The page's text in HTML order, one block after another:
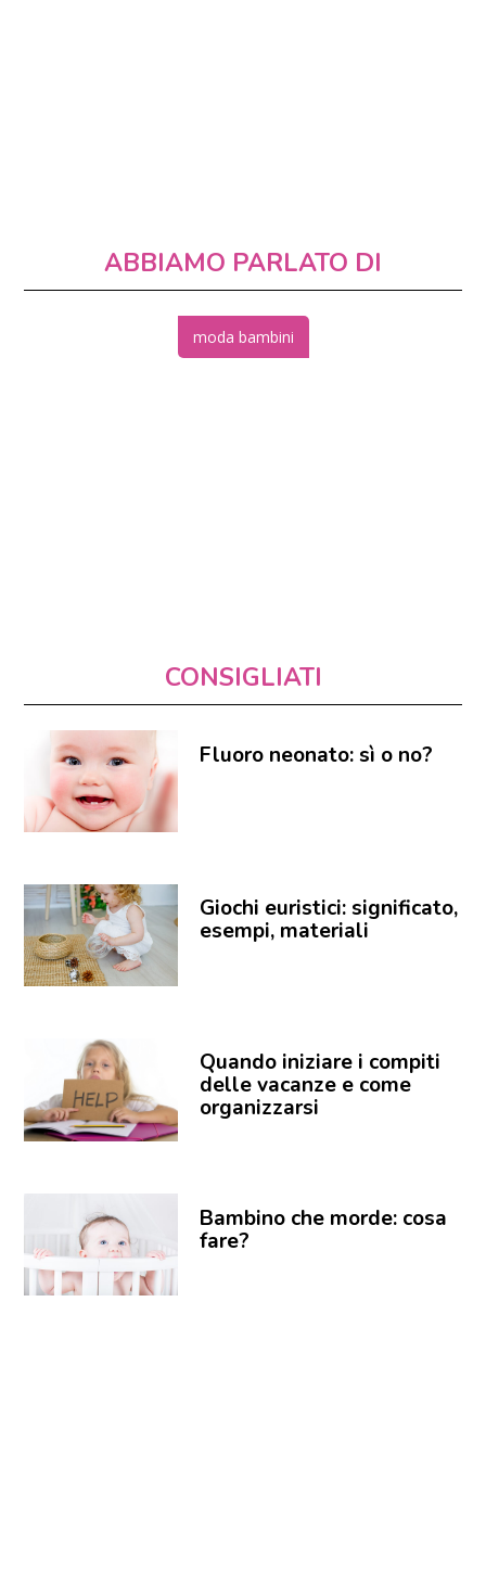
ABBIAMO PARLATO DI
moda bambini
CONSIGLIATI
Fluoro neonato: sì o no?
Giochi euristici: significato,
esempi, materiali
Quando iniziare i compiti
delle vacanze e come
organizzarsi
Bambino che morde: cosa
fare?